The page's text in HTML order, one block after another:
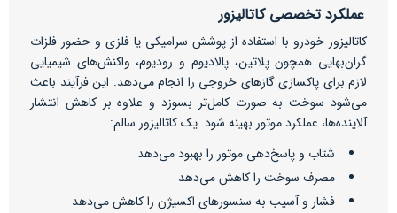
عملکرد تخصصی کاتالیزور
کاتالیزور خودرو با استفاده از پوشش سرامیکی یا فلزی و حضور فلزات
گران‌بهایی همچون پلاتین، پالادیوم و رودیوم، واکنش‌های شیمیایی
لازم برای پاکسازی گازهای خروجی را انجام می‌دهد. این فرآیند باعث
می‌شود سوخت به صورت کامل‌تر بسوزد و علاوه بر کاهش انتشار
آلاینده‌ها، عملکرد موتور بهینه شود. یک کاتالیزور سالم:
شتاب و پاسخ‌دهی موتور را بهبود می‌دهد
مصرف سوخت را کاهش می‌دهد
فشار و آسیب به سنسورهای اکسیژن را کاهش می‌دهد